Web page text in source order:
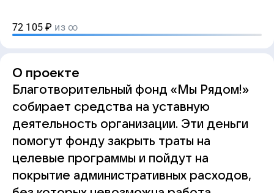
72 105 ₽ из ∞
О проекте
Благотворительный фонд «Мы Рядом!»
собирает средства на уставную
деятельность организации. Эти деньги
помогут фонду закрыть траты на
целевые программы и пойдут на
покрытие административных расходов,